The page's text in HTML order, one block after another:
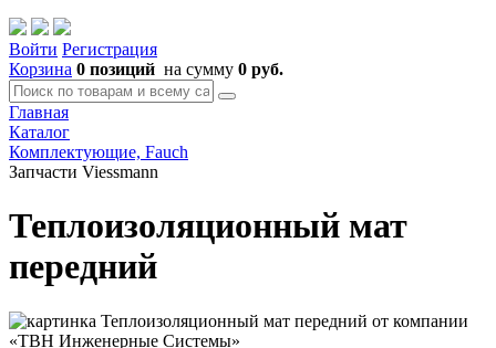
Войти Регистрация
Корзина 0 позиций на сумму 0 руб.
Главная
Каталог
Комплектующие, Fauch
Запчасти Viessmann
Теплоизоляционный мат
передний